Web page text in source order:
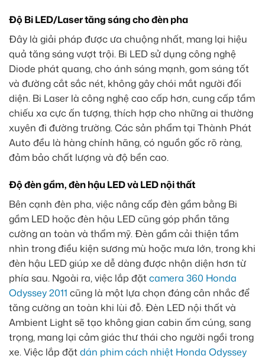
Độ Bi LED/Laser tăng sáng cho đèn pha
Đây là giải pháp được ưa chuộng nhất, mang lại hiệu
quả tăng sáng vượt trội. Bi LED sử dụng công nghệ
Diode phát quang, cho ánh sáng mạnh, gom sáng tốt
và đường cắt sắc nét, không gây chói mắt người đối
diện. Bi Laser là công nghệ cao cấp hơn, cung cấp tầm
chiếu xa cực ấn tượng, thích hợp cho những ai thường
xuyên đi đường trường. Các sản phẩm tại Thành Phát
Auto đều là hàng chính hãng, có nguồn gốc rõ ràng,
đảm bảo chất lượng và độ bền cao.
Độ đèn gầm, đèn hậu LED và LED nội thất
Bên cạnh đèn pha, việc nâng cấp đèn gầm bằng Bi
gầm LED hoặc đèn hậu LED cũng góp phần tăng
cường an toàn và thẩm mỹ. Đèn gầm cải thiện tầm
nhìn trong điều kiện sương mù hoặc mưa lớn, trong khi
đèn hậu LED giúp xe dễ dàng được nhận diện hơn từ
phía sau. Ngoài ra, việc lắp đặtcamera 360 Honda
Odyssey 2011 cũng là một lựa chọn đáng cân nhắc để
tăng cường an toàn khi lùi đỗ. Đèn LED nội thất và
Ambient Light sẽ tạo không gian cabin ấm cúng, sang
trọng, mang lại cảm giác thư thái cho người ngồi trong
xe. Việc lắp đặtdán phim cách nhiệt Honda Odyssey